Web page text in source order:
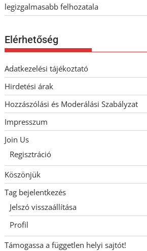
legizgalmasabb felhozatala
Elérhetőség
Adatkezelési tájékoztató
Hirdetési árak
Hozzászólási és Moderálási Szabályzat
Impresszum
Join Us
Regisztráció
Köszönjük
Tag bejelentkezés
Jelszó visszaállítása
Profil
Támogassa a független helyi sajtót!